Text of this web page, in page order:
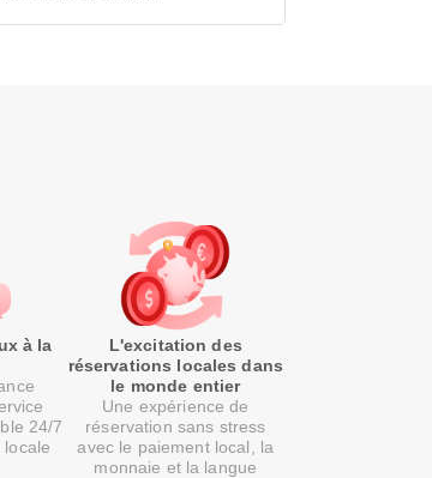
à la
24/7
locale
L'excitation des
réservations locales dans
le monde entier
Une expérience de
réservation sans stress
avec le paiement local, la
monnaie et la langue